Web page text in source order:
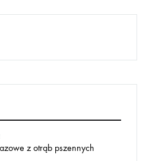
z otrąb pszennych